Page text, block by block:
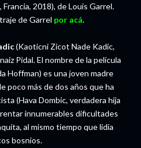
Francia, 2018), de Louis Garrel.
de Garrel por acá.
(Kaoticni Zicot Nade Kadic,
Pidal. El nombre de la película
Hoffman) es una joven madre
poco más de dos años que ha
(Hava Dombic, verdadera hija
innumerables dificultades
al mismo tiempo que lidia
bosnios.